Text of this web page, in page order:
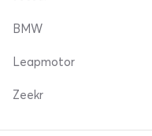
BMW
Leapmotor
Zeekr